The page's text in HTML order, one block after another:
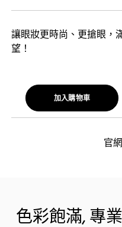
讓眼妝更時尚、更搶眼，
望！
加入購物車
官
色彩飽滿, 專